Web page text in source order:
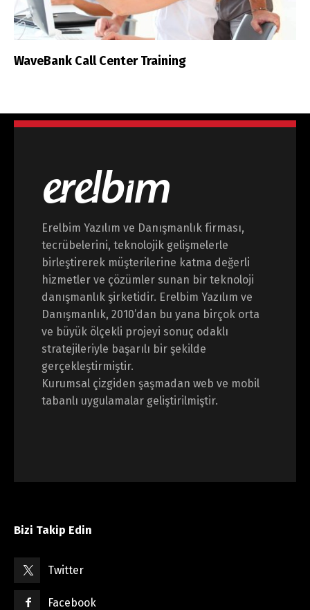
WaveBank Call Center Training
Erelbim Yazılım ve Danışmanlık firması,
tecrübelerini, teknolojik gelişmelerle
birleştirerek müşterilerine katma değerli
hizmetler ve çözümler sunan bir teknoloji
danışmanlık şirketidir. Erelbim Yazılım ve
Danışmanlık, 2010’dan bu yana birçok orta
ve büyük ölçekli projeyi sonuç odaklı
stratejileriyle başarılı bir şekilde
gerçekleştirmiştir.
Kurumsal çizgiden şaşmadan web ve mobil
tabanlı uygulamalar geliştirilmiştir.
Bizi Takip Edin
Twitter
Facebook